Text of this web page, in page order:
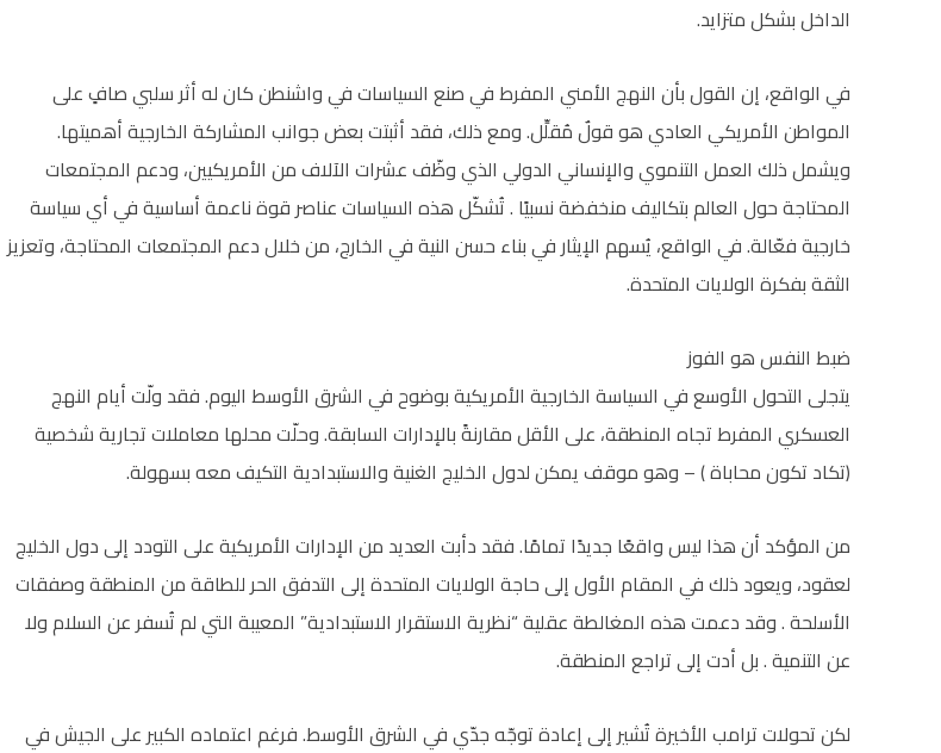
الداخل بشكل متزايد.
في الواقع، إن القول بأن النهج الأمني ​​المفرط في صنع السياسات في واشنطن كان له أثر سلبي صافٍ على
المواطن الأمريكي العادي هو قولٌ مُقلِّل. ومع ذلك، فقد أثبتت بعض جوانب المشاركة الخارجية أهميتها.
ويشمل ذلك العمل التنموي والإنساني الدولي الذي وظّف عشرات الآلاف من الأمريكيين، ودعم المجتمعات
المحتاجة حول العالم بتكاليف منخفضة نسبيًا . تُشكّل هذه السياسات عناصر قوة ناعمة أساسية في أي سياسة
خارجية فعّالة. في الواقع، يُسهم الإيثار في بناء حسن النية في الخارج، من خلال دعم المجتمعات المحتاجة، وتعزيز
الثقة بفكرة الولايات المتحدة.
ضبط النفس هو الفوز
يتجلى التحول الأوسع في السياسة الخارجية الأمريكية بوضوح في الشرق الأوسط اليوم. فقد ولّت أيام النهج
العسكري المفرط تجاه المنطقة، على الأقل مقارنةً بالإدارات السابقة. وحلّت محلها معاملات تجارية شخصية
(تكاد تكون محاباة ) – وهو موقف يمكن لدول الخليج الغنية والاستبدادية التكيف معه بسهولة.
من المؤكد أن هذا ليس واقعًا جديدًا تمامًا. فقد دأبت العديد من الإدارات الأمريكية على التودد إلى دول الخليج
لعقود، ويعود ذلك في المقام الأول إلى حاجة الولايات المتحدة إلى التدفق الحر للطاقة من المنطقة وصفقات
الأسلحة . وقد دعمت هذه المغالطة عقلية “نظرية الاستقرار الاستبدادية” المعيبة التي لم تُسفر عن السلام ولا
عن التنمية . بل أدت إلى تراجع المنطقة.
لكن تحولات ترامب الأخيرة تُشير إلى إعادة توجّه جدّي في الشرق الأوسط. فرغم اعتماده الكبير على الجيش في